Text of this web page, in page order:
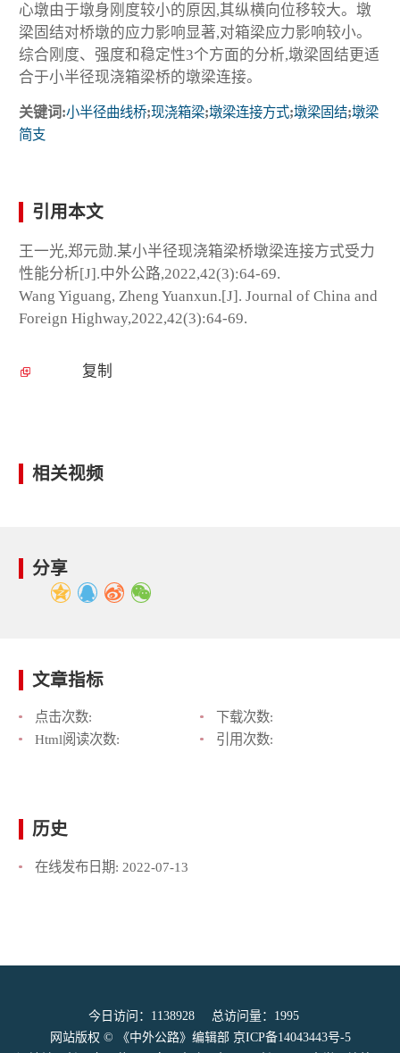
心墩由于墩身刚度较小的原因,其纵横向位移较大。墩
梁固结对桥墩的应力影响显著,对箱梁应力影响较小。
综合刚度、强度和稳定性3个方面的分析,墩梁固结更适
合于小半径现浇箱梁桥的墩梁连接。
关键词:小半径曲线桥;现浇箱梁;墩梁连接方式;墩梁固结;墩梁
简支
引用本文
王一光,郑元勋.某小半径现浇箱梁桥墩梁连接方式受力
性能分析[J].中外公路,2022,42(3):64-69.
Wang Yiguang, Zheng Yuanxun.[J]. Journal of China and
Foreign Highway,2022,42(3):64-69.
复制
相关视频
分享
文章指标
点击次数:
下载次数:
Html阅读次数:
引用次数:
历史
在线发布日期: 2022-07-13
今日访问： 1138928 总访问量： 1995
网站版权 © 《中外公路》编辑部 京ICP备14043443号-5